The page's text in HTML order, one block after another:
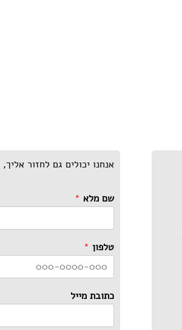
אנחנו יכולים גם לחזור
שם מלא *
טלפון *
כתובת מייל